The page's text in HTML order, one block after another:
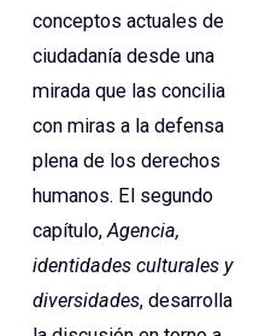
conceptos actuales de
ciudadanía desde una
mirada que las concilia
con miras a la defensa
plena de los derechos
humanos. El segundo
capítulo,Agencia,
identidades culturales y
diversidades, desarrolla